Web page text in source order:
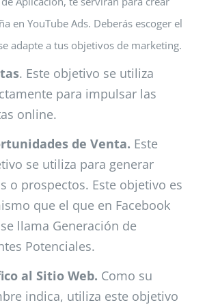
en YouTube Ads. Deberás escoger el
adapte a tus objetivos de marketing.
. Este objetivo se utiliza
para impulsar las
online.
de Venta. Este
se utiliza para generar
o prospectos. Este objetivo es
que el que en Facebook
llama Generación de
Potenciales.
al Sitio Web. Como su
indica, utiliza este objetivo